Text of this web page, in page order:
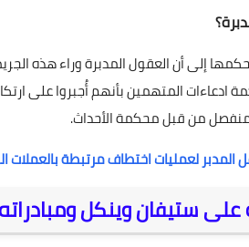
إلى أن العقول المدبرة وراء هذه
ادعاءات المتهمين بأنهم أُجبروا على
من قبل محكمة الأحداث.
المدبر لعمليات اختطاف مرتبطة
على ستيفان وينكل